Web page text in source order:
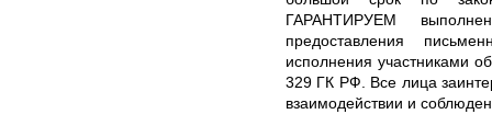
ГАРАНТИРУЕМ
предоставления
исполнения участниками
329 ГК РФ. Все лица
взаимодействии и